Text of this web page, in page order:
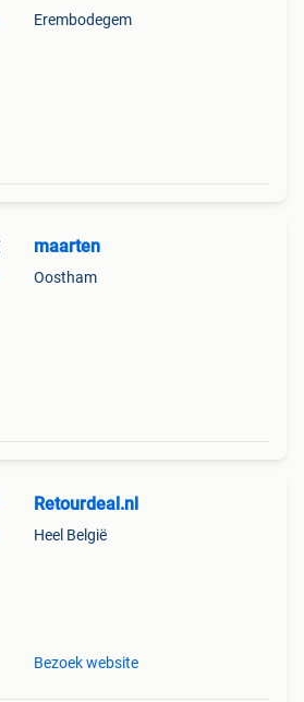
Erembodegem
maarten
Oostham
Retourdeal.nl
Heel België
Bezoek website